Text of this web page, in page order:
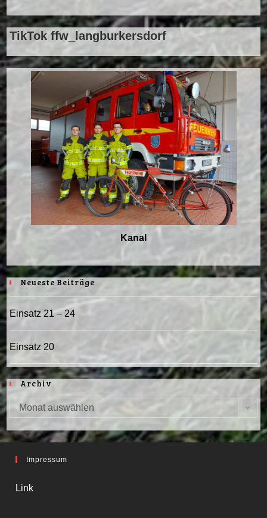
TikTok ffw_langburkersdorf
Kanal
Neueste Beiträge
Einsatz 21 – 24
Einsatz 20
Archiv
Archiv
Monat auswählen
Impressum
Link